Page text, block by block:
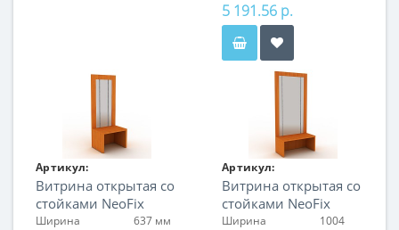
5 191.56 р.
Артикул:
FIN.S.60.S.NF.00
Витрина открытая со
стойками NeoFix
Ширина
637 мм
Артикул:
FIN.S.100.H.NF.00
Витрина открытая со
стойками NeoFix
Ширина
1004